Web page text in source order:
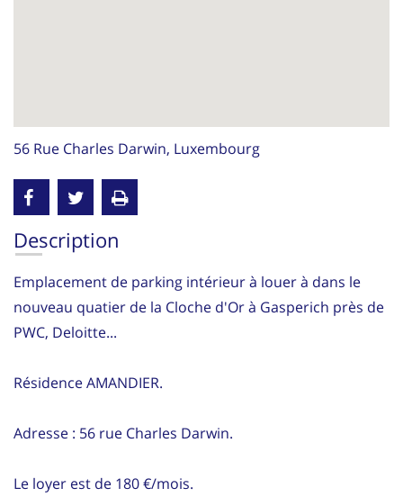
56 Rue Charles Darwin, Luxembourg
Description
Emplacement de parking intérieur à louer à dans le
nouveau quatier de la Cloche d'Or à Gasperich près de
PWC, Deloitte...
Résidence AMANDIER.
Adresse : 56 rue Charles Darwin.
Le loyer est de 180 €/mois.